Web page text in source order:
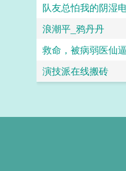
队友总怕我的阴湿
浪潮平_鸦丹丹
救命，被病弱医仙
演技派在线搬砖